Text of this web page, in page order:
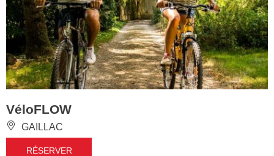
VéloFLOW
GAILLAC
RÉSERVER